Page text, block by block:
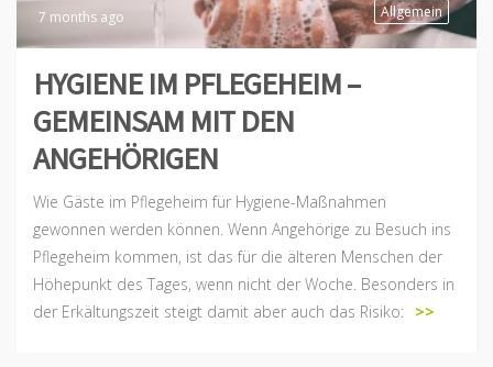
Allgemein
7 months ago
HYGIENE IM PFLEGEHEIM –
GEMEINSAM MIT DEN
ANGEHÖRIGEN
Wie Gäste im Pflegeheim für Hygiene-Maßnahmen
gewonnen werden können. Wenn Angehörige zu Besuch ins
Pflegeheim kommen, ist das für die älteren Menschen der
Höhepunkt des Tages, wenn nicht der Woche. Besonders in
der Erkältungszeit steigt damit aber auch das Risiko:
>>